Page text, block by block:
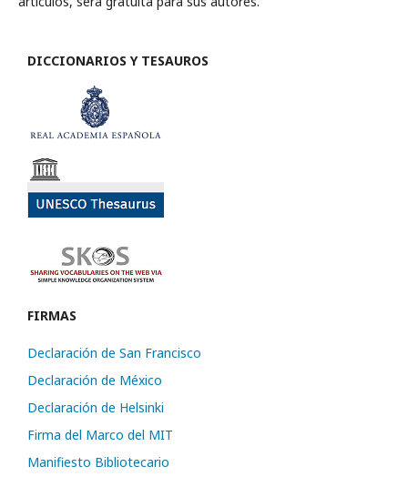
DICCIONARIOS Y TESAUROS
FIRMAS
Declaración de San Francisco
Declaración de México
Declaración de Helsinki
Firma del Marco del MIT
Manifiesto Bibliotecario